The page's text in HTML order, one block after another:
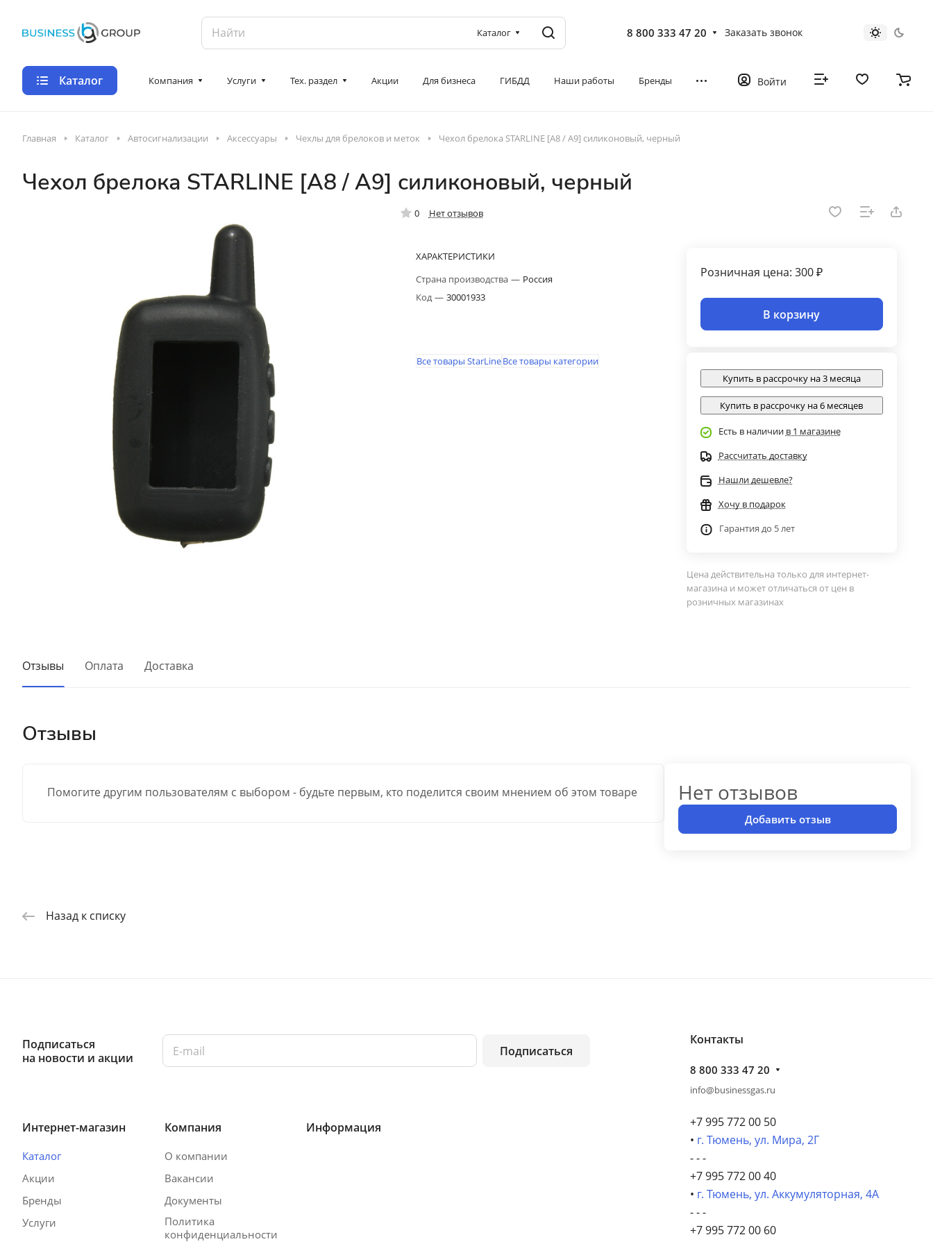
Каталог 8 800 333 47 20 Заказать звонок
Каталог Компания Услуги Тех. раздел Акции Для бизнеса ГИБДД Наши работы Бренды Войти
Главная Каталог Автосигнализации Аксессуары Чехлы для брелоков и меток Чехол брелока STARLINE [A8 / A9] силиконовый, черный
Чехол брелока STARLINE [A8 / A9] силиконовый, черный
0 Нет отзывов
ХАРАКТЕРИСТИКИ
Страна производства — Россия
Код— 30001933
Все товары StarLineВсе товары категории
Розничная цена: 300 ₽
В корзину
Купить в рассрочку на 3 месяца
Купить в рассрочку на 6 месяцев
Есть в наличии в 1 магазине
Рассчитать доставку
Нашли дешевле?
Хочу в подарок
Гарантия до 5 лет
Цена действительна только для интернет-
магазина и может отличаться от цен в
розничных магазинах
Отзывы Оплата Доставка
Отзывы
Помогите другим пользователям с выбором - будьте первым, кто поделится своим мнением об этом товаре Нет отзывов
Добавить отзыв
Назад к списку
Подписаться
на новости и акции
Подписаться
Интернет-магазин
Каталог
Акции
Бренды
Услуги
Компания
О компании
Вакансии
Документы
Политика
конфиденциальности
Информация
Контакты
8 800 333 47 20
info@businessgas.ru
+7 995 772 00 50
• г. Тюмень, ул. Мира, 2Г
- - -
+7 995 772 00 40
• г. Тюмень, ул. Аккумуляторная, 4А
- - -
+7 995 772 00 60